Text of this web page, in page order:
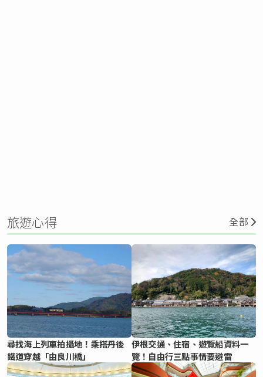
旅遊心得 全部
尋找海上列車拍攝地！乘搭丹後
鐵道穿越「由良川橋」
伊根交通、住宿、遊覽船資料一
覽！自由行三點事情要避雷